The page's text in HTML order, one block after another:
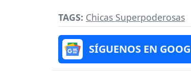
TAGS: Chicas Superpoderosas
SÍGUENOS EN